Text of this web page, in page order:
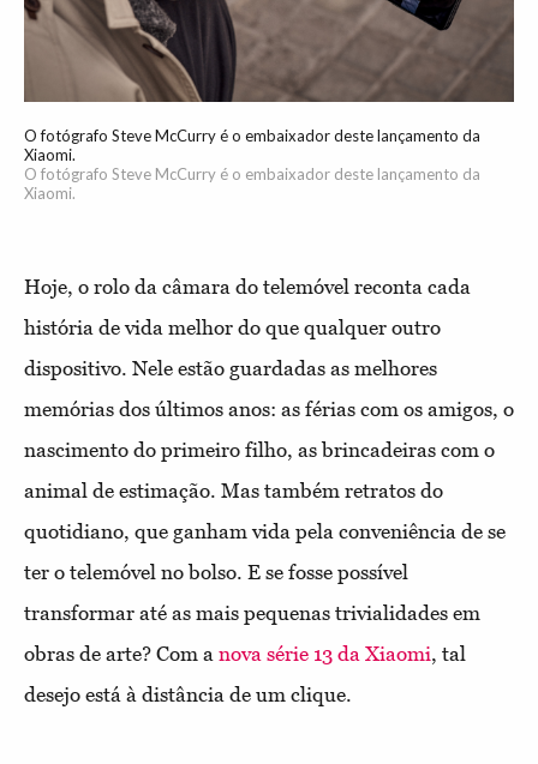
O fotógrafo Steve McCurry é o embaixador deste lançamento da
Xiaomi.
O fotógrafo Steve McCurry é o embaixador deste lançamento da
Xiaomi.
Hoje, o rolo da câmara do telemóvel reconta cada
história de vida melhor do que qualquer outro
dispositivo. Nele estão guardadas as melhores
memórias dos últimos anos: as férias com os amigos, o
nascimento do primeiro filho, as brincadeiras com o
animal de estimação. Mas também retratos do
quotidiano, que ganham vida pela conveniência de se
ter o telemóvel no bolso. E se fosse possível
transformar até as mais pequenas trivialidades em
obras de arte? Com a nova série 13 da Xiaomi, tal
desejo está à distância de um clique.